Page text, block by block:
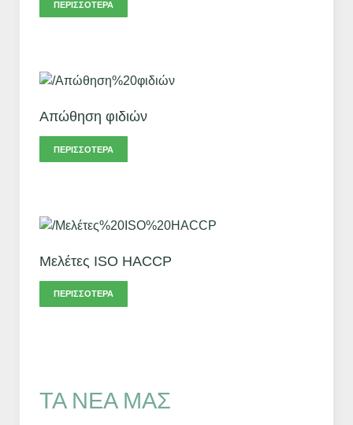
ΠΕΡΙΣΣΌΤΕΡΑ
Απώθηση φιδιών
ΠΕΡΙΣΣΌΤΕΡΑ
Μελέτες ISO HACCP
ΠΕΡΙΣΣΌΤΕΡΑ
ΤΑ ΝΈΑ ΜΑΣ